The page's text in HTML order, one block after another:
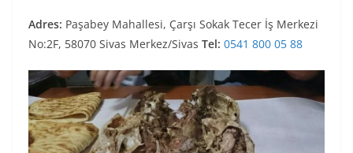
Adres: Paşabey Mahallesi, Çarşı Sokak Tecer İş Merkezi
No:2F, 58070 Sivas Merkez/Sivas Tel: 0541 800 05 88